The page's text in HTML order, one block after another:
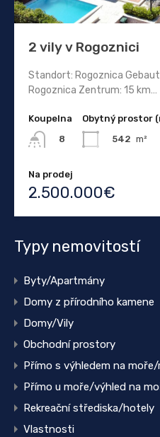
2 vily v Rogoznici
Standort: Rogoznica
Rogoznica Zentrum: 15 km…
Koupelna
8
Obytný prostor
542 m²
Na prodej
2.500.000€
Typy nemovitostí
Byty/Apartmány
Domy z přírodního kamene
Domy/Vily
Obchodní prostory
Přímo s výhledem na
Přímo u moře/výhled na
Rekreační střediska/hotely
Vlastnosti